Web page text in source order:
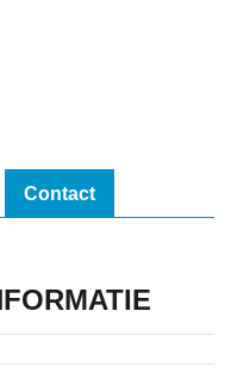
Contact